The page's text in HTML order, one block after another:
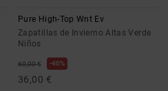
Pure High-Top Wnt Ev
Zapatillas de Invierno Altas Verde
Niños
60,00 € 40%
36,00 €